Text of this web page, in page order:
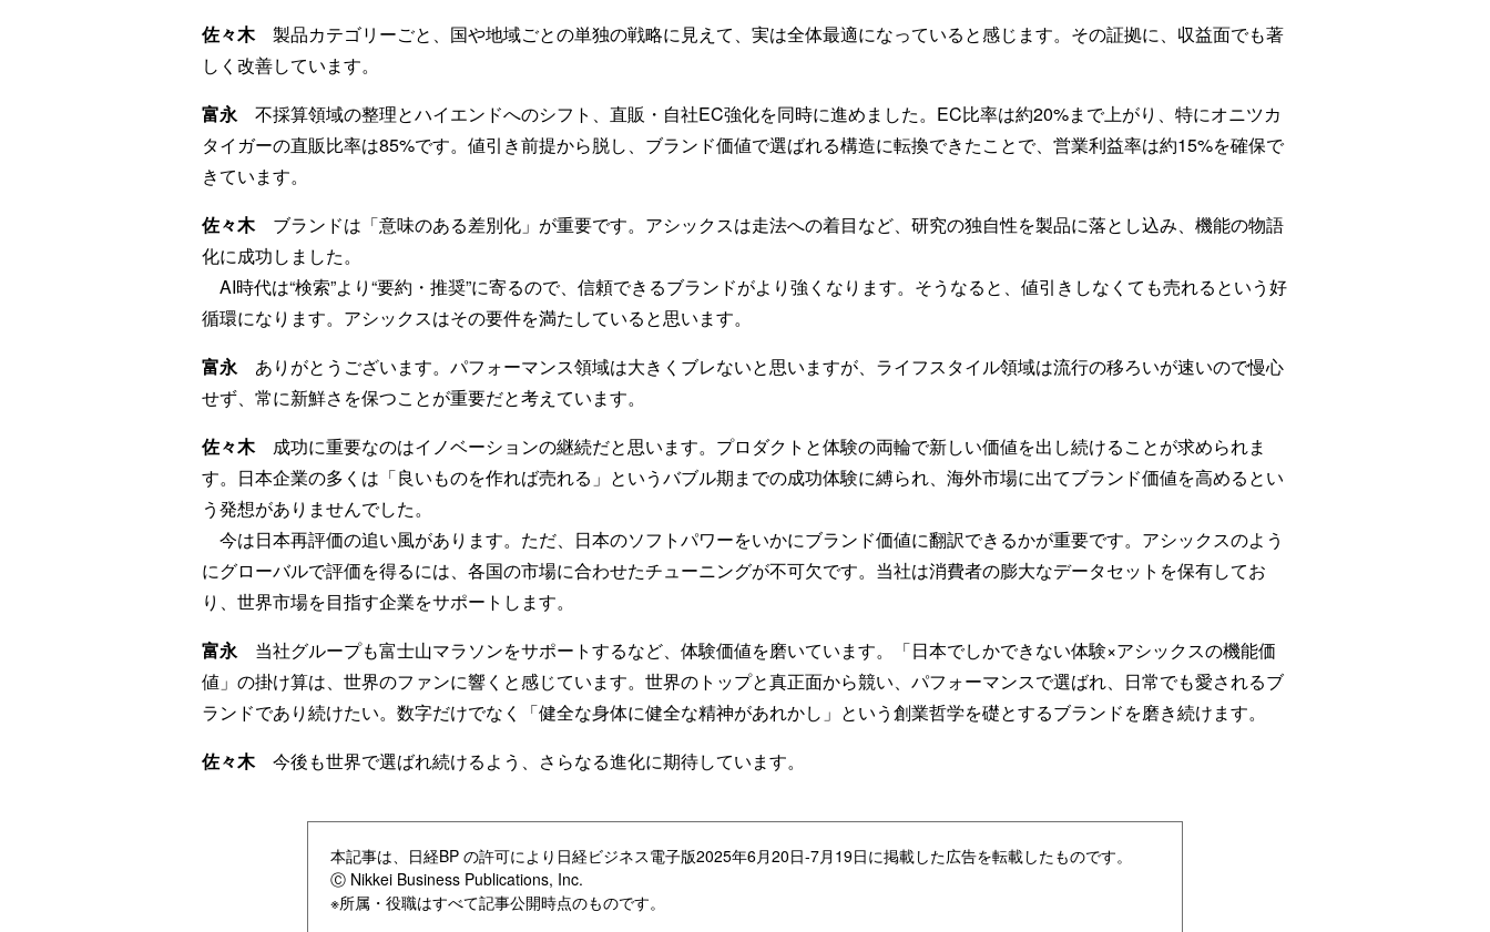
佐々木製品カテゴリーごと、国や地域ごとの単独の戦略に見えて、実は全体最適になっていると感じます。その証拠に、収益面でも著
しく改善しています。
富永不採算領域の整理とハイエンドへのシフト、直販・自社EC強化を同時に進めました。EC比率は約20%まで上がり、特にオニツカ
タイガーの直販比率は85%です。値引き前提から脱し、ブランド価値で選ばれる構造に転換できたことで、営業利益率は約15%を確保で
きています。
佐々木ブランドは「意味のある差別化」が重要です。アシックスは走法への着目など、研究の独自性を製品に落とし込み、機能の物語
化に成功しました。
AI時代は“検索”より“要約・推奨”に寄るので、信頼できるブランドがより強くなります。そうなると、値引きしなくても売れるという好
循環になります。アシックスはその要件を満たしていると思います。
富永ありがとうございます。パフォーマンス領域は大きくブレないと思いますが、ライフスタイル領域は流行の移ろいが速いので慢心
せず、常に新鮮さを保つことが重要だと考えています。
佐々木成功に重要なのはイノベーションの継続だと思います。プロダクトと体験の両輪で新しい価値を出し続けることが求められま
す。日本企業の多くは「良いものを作れば売れる」というバブル期までの成功体験に縛られ、海外市場に出てブランド価値を高めるとい
う発想がありませんでした。
今は日本再評価の追い風があります。ただ、日本のソフトパワーをいかにブランド価値に翻訳できるかが重要です。アシックスのよう
にグローバルで評価を得るには、各国の市場に合わせたチューニングが不可欠です。当社は消費者の膨大なデータセットを保有してお
り、世界市場を目指す企業をサポートします。
富永当社グループも富士山マラソンをサポートするなど、体験価値を磨いています。「日本でしかできない体験×アシックスの機能価
値」の掛け算は、世界のファンに響くと感じています。世界のトップと真正面から競い、パフォーマンスで選ばれ、日常でも愛されるブ
ランドであり続けたい。数字だけでなく「健全な身体に健全な精神があれかし」という創業哲学を礎とするブランドを磨き続けます。
佐々木今後も世界で選ばれ続けるよう、さらなる進化に期待しています。
本記事は、日経BP の許可により日経ビジネス電子版2025年6月20日-7月19日に掲載した広告を転載したものです。
Ⓒ Nikkei Business Publications, Inc.
※所属・役職はすべて記事公開時点のものです。